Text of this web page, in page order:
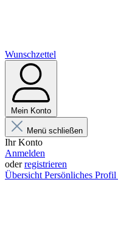
Wunschzettel
Mein Konto
Menü schließen
Ihr Konto
Anmelden
oderregistrieren
Übersicht Persönliches Profil